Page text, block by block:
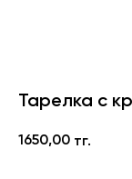
Тарелка с
1650,00 тг.